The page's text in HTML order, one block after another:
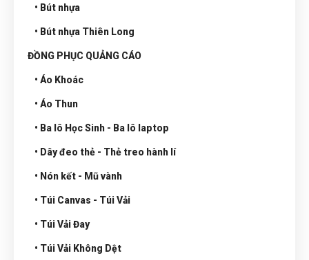
• Bút nhựa
• Bút nhựa Thiên Long
ĐỒNG PHỤC QUẢNG CÁO
• Áo Khoác
• Áo Thun
• Ba lô Học Sinh - Ba lô laptop
• Dây đeo thẻ - Thẻ treo hành lí
• Nón kết - Mũ vành
• Túi Canvas - Túi Vải
• Túi Vải Đay
• Túi Vải Không Dệt